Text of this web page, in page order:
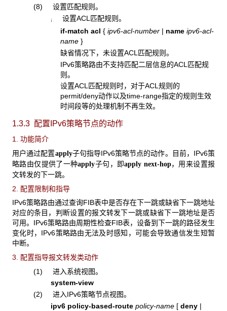
(8) 设置匹配规则。
¡
设置ACL匹配规则。
if-match acl { ipv6-acl-number | nameipv6-acl-
name }
缺省情况下，未设置ACL匹配规则。
IPv6策略路由不支持匹配二层信息的ACL匹配规
则。
设置ACL匹配规则时，对于ACL规则的
permit/deny动作以及time-range指定的规则生效
时间段等的处理机制不再生效。
1.3.3 配置IPv6策略节点的动作
1. 功能简介
用户通过配置apply子句指导IPv6策略节点的动作。 目前， IPv6策
略路由仅提供了一种apply子句，即apply next-hop，用来设置报
文转发的下一跳。
2. 配置限制和指导
IPv6策略路由通过查询FIB表中是否存在下一跳或缺省下一跳地址
对应的条目，判断设置的报文转发下一跳或缺省下一跳地址是否
可用。IPv6策略路由周期性检查FIB表，设备到下一跳的路径发生
变化时，IPv6策略路由无法及时感知，可能会导致通信发生短暂
中断。
3. 配置指导报文转发类动作
(1) 进入系统视图。
system-view
(2) 进入IPv6策略节点视图。
ipv6 policy-based-route policy-name [deny |